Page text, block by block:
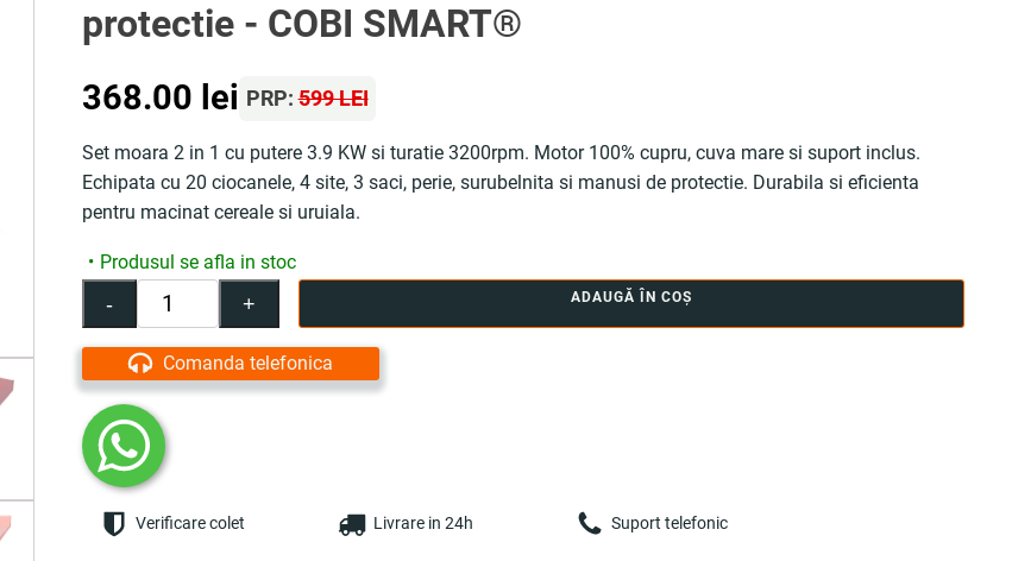
protectie - COBI SMART®
368.00 lei PRP:599 LEI
Set moara 2 in 1 cu putere 3.9 KW si turatie 3200rpm. Motor 100% cupru, cuva mare si suport inclus.
Echipata cu 20 ciocanele, 4 site, 3 saci, perie, surubelnita si manusi de protectie. Durabila si eficienta
pentru macinat cereale si uruiala.
Produsul se afla in stoc
-
Cantitate
Set
moara
electrica
2
in
kW,
+ ADAUGĂ ÎN COȘ
Comanda telefonica
Verificare colet Livrare in 24h Suport telefonic